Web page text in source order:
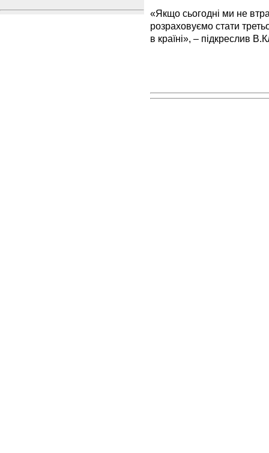
«Якщо сьогодні ми не
розраховуємо стати
в країні», – підкреслив